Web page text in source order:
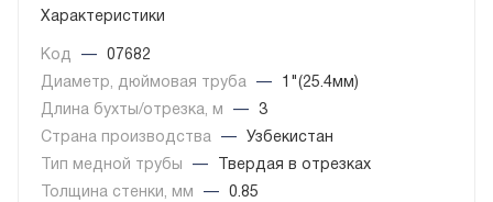
Характеристики
Код —
07682
Диаметр, дюймовая труба
—
1"(25.4мм)
Длина бухты/отрезка, м
—
3
Страна производства
—
Узбекистан
Тип медной трубы
—
Твердая в отрезках
Толщина стенки, мм
— 0.85